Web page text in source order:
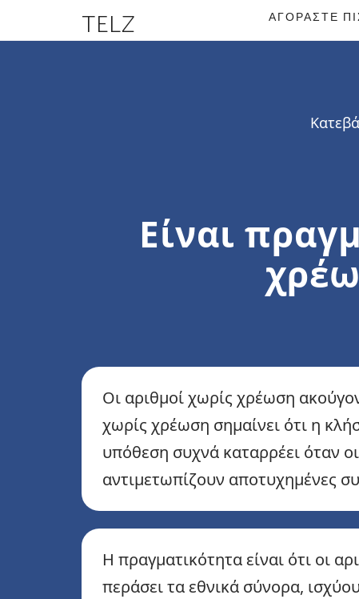
TELZ ΑΓΟΡΆΣΤΕ
Είναι
Οι αριθμοί χωρίς χρέωση
χωρίς χρέωση σημαίνει ότι η
υπόθεση συχνά καταρρέει όταν
αντιμετωπίζουν αποτυχημένες
Η πραγματικότητα είναι ότι οι
περάσει τα εθνικά σύνορα,